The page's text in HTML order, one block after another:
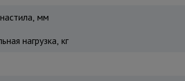
мм
нагрузка, кг